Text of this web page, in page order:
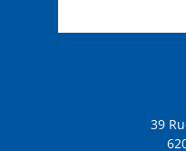
39